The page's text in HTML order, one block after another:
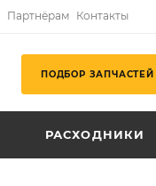
Партнёрам Контакты
ПОДБОР ЗАПЧАСТЕЙ
РАСХОДНИКИ